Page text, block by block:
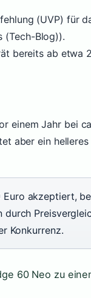
(UVP) für
(Tech-Blog)).
bereits ab etwa
einem Jahr bei
aber ein
Euro akzeptiert,
durch
Konkurrenz.
60 Neo zu